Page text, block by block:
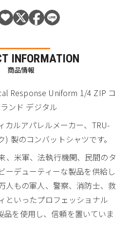
INFORMATION
商品情報
Response Uniform 1/4 ZIP コ
ンド デジタル
カルアパレルメーカー、TRU-
) 製のコンバットシャツです。
、米軍、法執行機関、民間のタ
ーデューティーな製品を供給し
人もの軍人、警察、消防士、救
といったプロフェッショナル
品を使用し、信頼を置いていま